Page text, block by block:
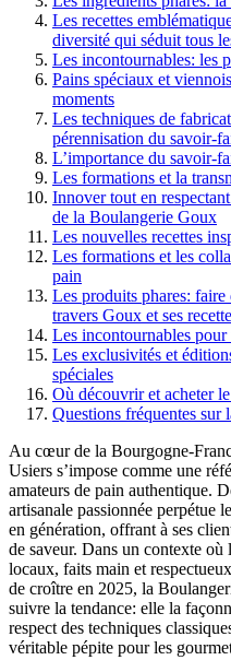
Les recettes
diversité qui séduit tous
Les incontournables: les
Pains spéciaux et
moments
Les techniques de
pérennisation du savoir-
L’importance du savoir-
Les formations et la
Innover tout en
de la Boulangerie Goux
Les nouvelles recettes
Les formations et les
pain
Les produits phares:
travers Goux et ses
Les incontournables
Les exclusivités et
spéciales
Où découvrir et acheter
Questions fréquentes sur
Au cœur de la Bourgogne-
Usiers s’impose comme une
amateurs de pain authentique.
artisanale passionnée perpétue
en génération, offrant à ses
de saveur. Dans un contexte
locaux, faits main et
de croître en 2025, la
suivre la tendance: elle la
respect des techniques
véritable pépite pour les